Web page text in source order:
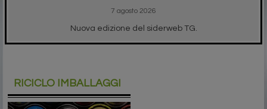
7 agosto 2026
Nuova edizione del siderweb TG.
RICICLO IMBALLAGGI